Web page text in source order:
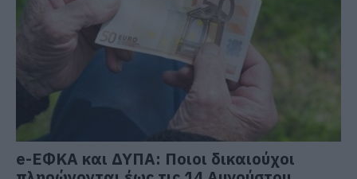
e-ΕΦΚΑ και ΔΥΠΑ: Ποιοι δικαιούχοι